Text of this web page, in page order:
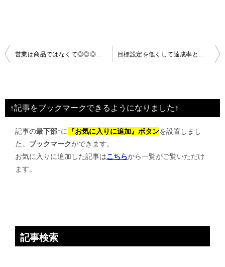
投
ビ
ゲ
↑記事をブックマークできるようになりました↑
記事の最下部↑に 『お気に入りに追加』ボタンを設置しまし
た。 ブックマークができます。
お気に入りに追加した記事はこちらから一覧がご覧いただけ
ます。
記事検索